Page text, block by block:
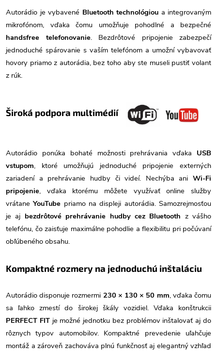
Autorádio je vybavené Bluetooth technológiou a integrovaným
mikrofónom, vďaka čomu umožňuje pohodlné a bezpečné
handsfree telefonovanie. Bezdrôtové pripojenie zabezpečí
jednoduché spárovanie s vaším telefónom a umožní vybavovať
hovory priamo z autorádia, bez toho aby ste museli pustiť volant
z rúk.
Široká podpora multimédií
Autorádio ponúka bohaté možnosti prehrávania vďaka USB
vstupom, ktoré umožňujú jednoduché pripojenie externých
zariadení a prehrávanie hudby či videí. Nechýba ani Wi-Fi
pripojenie, vďaka ktorému môžete využívať online služby
vrátaneYouTube priamo na displeji autorádia. Samozrejmosťou
je aj bezdrôtové prehrávanie hudby cez Bluetooth z vášho
telefónu, čo zaisťuje maximálne pohodlie a flexibilitu pri počúvaní
obľúbeného obsahu.
Kompaktné rozmery na jednoduchú inštaláciu
Autorádio disponuje rozmermi 230 × 130 × 50 mm, vďaka čomu
sa ľahko zmestí do širokej škály vozidiel. Vďaka konštrukcii
PERFECT FITje možné jednotku bez problémov inštalovať aj do
rôznych typov automobilov. Kompaktné prevedenie uľahčuje
montáž a zároveň zachováva plnú funkčnosť aj elegantný vzhľad